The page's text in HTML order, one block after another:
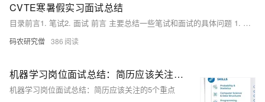
CVTE寒暑假实习面试总结
目录前言1. 笔试2. 面试 前言 主要总结一些笔试和面试的具体问题 1. 笔试 笔试共有 20道选择题（单选加多选） 2道算法题（算法题基本是场景题，但是基本思路都是leetcode的题目） 1道设计题（让你设计一个系统） 20道选择题基本都是计网+数据结构的排序题以及java的一些基本概念 具体可以参考我这篇文章都有大概的提到 java框架零基础从入门到精通的学习路线（超全） 算法题的思路leetcode基本都有 我当时做的算法题主要是这两道 【leetcode】剑指 Offer 62. 圆圈中最后
码农研究僧 386
机器学习岗位面试总结：简历应该关注的5个重点
机器学习岗位面试总结：简历应该关注的5个重点